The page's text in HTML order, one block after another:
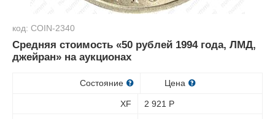
код: COIN-2340
Средняя стоимость «50 рублей 1994 года, ЛМД,
джейран» на аукционах
Состояние Цена
XF 2 921 Р